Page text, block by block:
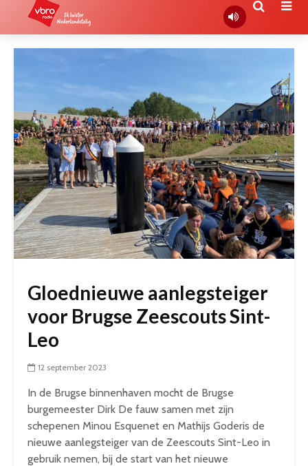
Gloednieuwe aanlegsteiger
voor Brugse Zeescouts Sint-
Leo
12 september 2023
In de Brugse binnenhaven mocht de Brugse
burgemeester Dirk De fauw samen met zijn
schepenen Minou Esquenet en Mathijs Goderis de
nieuwe aanlegsteiger van de Zeescouts Sint-Leo in
gebruik nemen, bij de start van het nieuwe